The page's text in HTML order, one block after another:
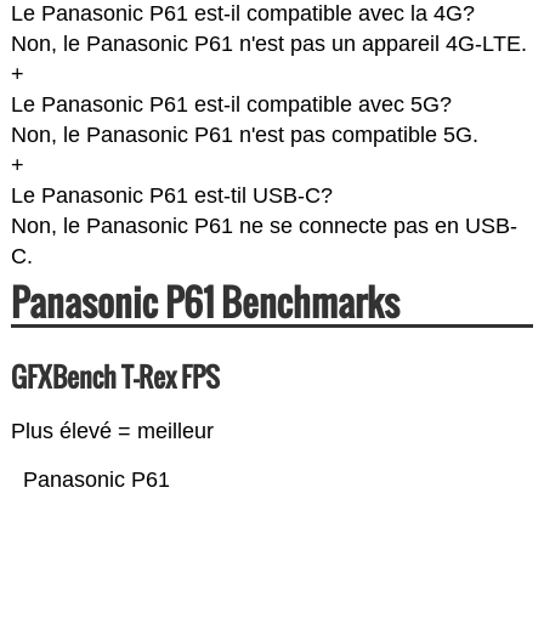
Le Panasonic P61 est-il compatible avec la 4G?
Non, le Panasonic P61 n'est pas un appareil 4G-LTE.
+
Le Panasonic P61 est-il compatible avec 5G?
Non, le Panasonic P61 n'est pas compatible 5G.
+
Le Panasonic P61 est-til USB-C?
Non, le Panasonic P61 ne se connecte pas en USB-
C.
Panasonic P61 Benchmarks
GFXBench T-Rex FPS
Plus élevé = meilleur
Panasonic P61